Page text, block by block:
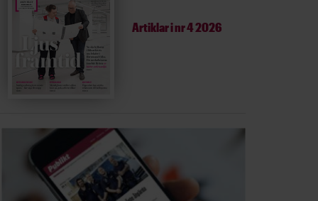
Artiklar inr 4 2026